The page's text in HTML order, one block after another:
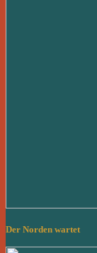
Der Norden wartet